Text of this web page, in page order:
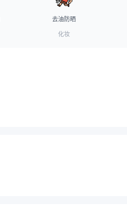
去油防晒
化妆